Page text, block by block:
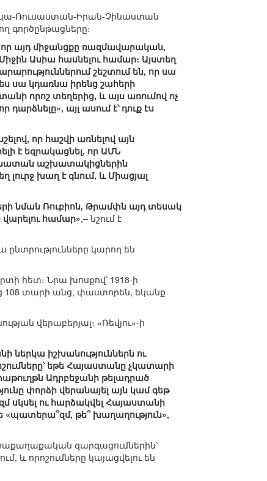
Ռուսաստան-Իրան-Չինաստան
գործընթացները։
որ այդ միջանցքը ռազմավարական,
Ասիա հասնելու համար։ Այստեղ
շեշտում են, որ սա
սա կդառնա իրենց շահերի
որոշ տեղերից, և այս առումով ոչ
այլ ասում է՝ դուք էս
որ հաշվի առնելով այն
է եզրակացնել, որ ԱՄՆ
աշխատակիցներին
խաղ է գնում, և Միացյալ
նման Ռուբիոն, Թրամփն այդ տեսակ
համար»,– նշում է
կարող են
հետ։ Նրա խոսքով՝ 1918-ի
108 տարի անց, փաստորեն, եկանք
վերաբերյալ։ «Ռեվյու»-ի
իշխանություններն ու
եթե Հայաստանը չկատարի
Ադրբեջանի թելադրած
փորձի վերանայել այն կամ գեթ
սկսել ու հարձակվել Հայաստանի
«պատերա՞զմ, թե՞ խաղաղություն»,
զարգացումներին՝
և որոշումները կայացվելու են